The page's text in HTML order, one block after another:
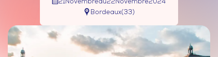
21Novembreau22 Novembre2024
Bordeaux(33)